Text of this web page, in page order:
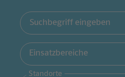
Suchbegriff eingeben
Einsatzbereiche
Standorte